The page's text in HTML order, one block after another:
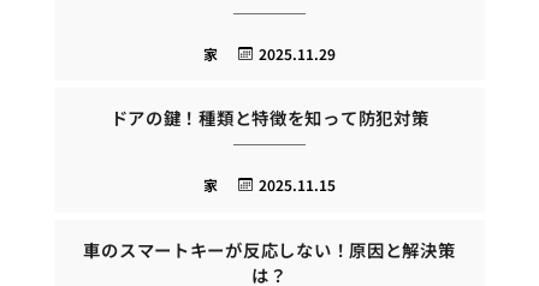
2025.11.29
家
ドアの鍵！種類と特徴を知って防犯対策
2025.11.15
家
車のスマートキーが反応しない！原因と解決策
は？